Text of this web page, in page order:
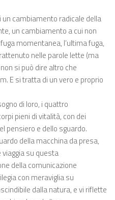
un cambiamento radicale della
un cambiamento a cui non
momentanea, l’ultima fuga,
nelle parole lette (ma
si può dire altro che
E si tratta di un vero e proprio
di loro, i quattro
pieni di vitalità, con dei
pensiero e dello sguardo.
della macchina da presa,
su questa
della comunicazione
con meraviglia su
dalla natura, e vi riflette